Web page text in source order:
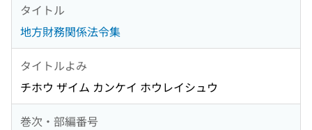
タイトル
地方財務関係法令集
タイトルよみ
チホウ ザイム カンケイ ホウレイシュウ
巻次・部編番号